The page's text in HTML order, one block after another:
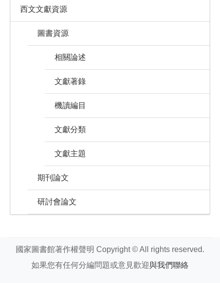
西文文獻資源
圖書資源
相關論述
文獻著錄
機讀編目
文獻分類
文獻主題
期刊論文
研討會論文
國家圖書館著作權聲明 Copyright © All rights reserved.
如果您有任何分編問題或意見歡迎與我們聯絡